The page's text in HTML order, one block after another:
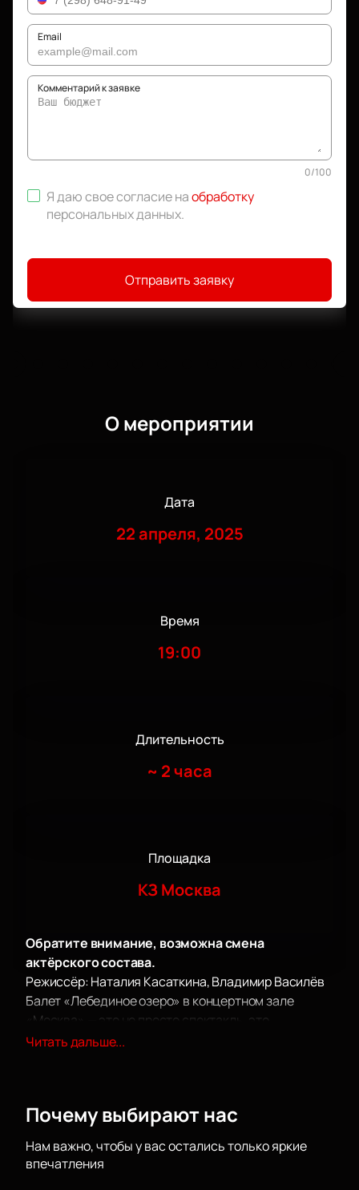
Email
Комментарий к заявке
0/100
Я даю свое согласие наобработку
персональных данных.
Отправить заявку
О мероприятии
Дата
22 апреля, 2025
Время
19:00
Длительность
~ 2 часа
Площадка
КЗ Москва
Обратите внимание, возможна смена
актёрского состава.
Режиссёр: Наталия Касаткина, Владимир Василёв
Балет «Лебединое озеро» в концертном зале
«Москва» — это не просто спектакль, это
настоящая феерия, воплощение русского
стремлении к идеалу и любви как высшем
Наталией Касаткиной и Владимиром Василёвым,
берет за основу классическую версию Большого
Читать дальше...
Почему выбирают нас
Нам важно, чтобы у вас остались только яркие
впечатления